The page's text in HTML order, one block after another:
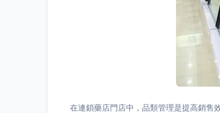
在連鎖藥店門店中，品類管理是提高銷售